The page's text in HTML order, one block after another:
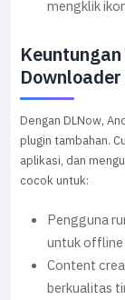
mengklik
Dengan DLNow,
plugin tambahan.
aplikasi, dan
cocok untuk:
Pengguna
untuk offline
Content
berkualitas